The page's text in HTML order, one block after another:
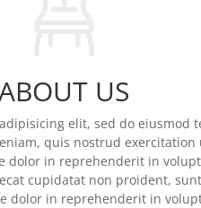
US
elit, sed do
quis nostrud
dolor in reprehenderit in
cupidatat non proident,
in reprehenderit in